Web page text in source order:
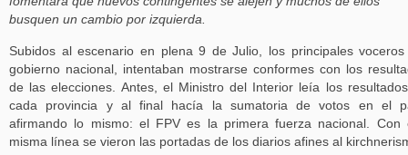
busquen un cambio por izquierda.
Subidos al escenario en plena 9 de Julio, los principales
gobierno nacional, intentaban mostrarse conformes con los
de las elecciones. Antes, el Ministro del Interior leía los
cada provincia y al final hacía la sumatoria de votos en el
afirmando lo mismo: el FPV es la primera fuerza nacional. Con
misma línea se vieron las portadas de los diarios afines al